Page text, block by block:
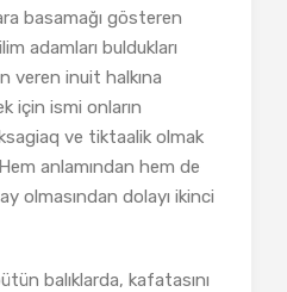
basamağı gösteren
adamları buldukları
veren inuit halkına
için ismi onların
ve tiktaalik olmak
anlamından hem de
olmasından dolayı ikinci
balıklarda, kafatasını